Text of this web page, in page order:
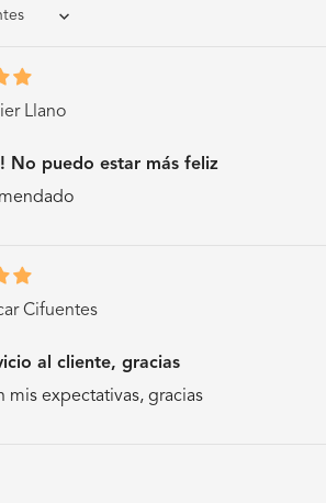
Llano
No puedo estar más feliz
Cifuentes
al cliente, gracias
mis expectativas, gracias